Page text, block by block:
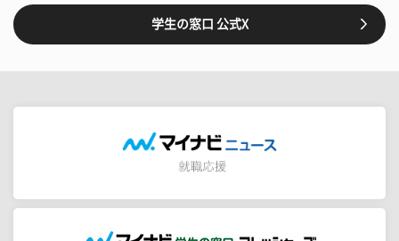
学生の窓口 公式X